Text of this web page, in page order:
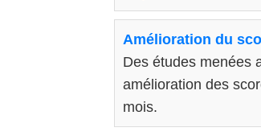
Amélioration du
Des études menées
amélioration des
mois.